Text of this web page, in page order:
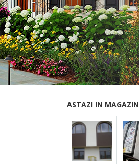
ASTAZI IN MAGAZIN